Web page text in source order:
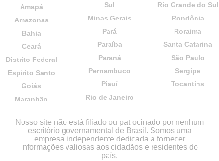
Amapá
Amazonas
Bahia
Ceará
Distrito Federal
Espírito Santo
Goiás
Maranhão
Sul
Minas Gerais
Pará
Paraíba
Paraná
Pernambuco
Piauí
Rio de Janeiro
Rio Grande do Sul
Rondônia
Roraima
Santa Catarina
São Paulo
Sergipe
Tocantins
Nosso site não está filiado ou patrocinado por nenhum
escritório governamental de Brasil. Somos uma
empresa independente dedicada a fornecer
informações valiosas aos cidadãos e residentes do
país.